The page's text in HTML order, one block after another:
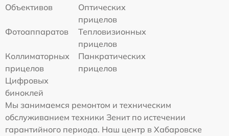
Объективов
Оптических
прицелов
Фотоаппаратов
Тепловизионных
прицелов
Коллиматорных
прицелов
Панкратических
прицелов
Цифровых
биноклей
Мы занимаемся ремонтом и техническим
обслуживанием техники Зенит по истечении
гарантийного периода. Наш центр в Хабаровске